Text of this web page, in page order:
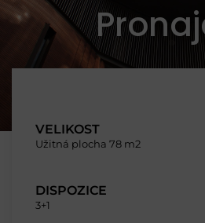
VELIKOST
Užitná plocha 78 m2
DISPOZICE
3+1